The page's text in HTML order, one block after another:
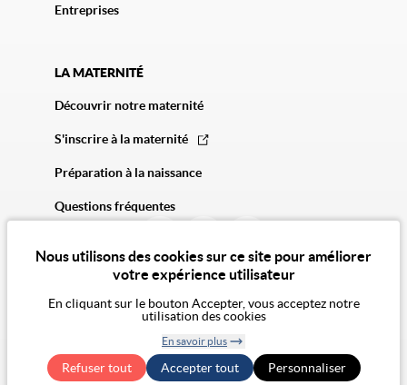
Nous utilisons des cookies sur ce site pour améliorer
votre expérience utilisateur
En cliquant sur le bouton Accepter, vous acceptez notre
utilisation des cookies
En savoir plus
Refuser tout Accepter tout
Retirer le
consentementPersonnaliser
Entreprises
LA MATERNITÉ
Découvrir notre maternité
S'inscrire à la maternité
Préparation à la naissance
Questions fréquentes
Politique de confidentialitéPolitique des cookies
Exercer mes droits RGPD
Accessibilité Numérique : non conforme